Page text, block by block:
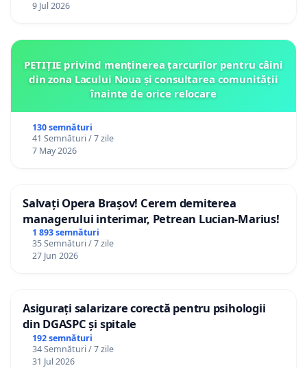
9 Jul 2026
PETIȚIE privind menținerea țarcurilor pentru câini
din zona Lacului Noua și consultarea comunității
înainte de orice relocare
130 semnături
41 Semnături / 7 zile
7 May 2026
Salvați Opera Brașov! Cerem demiterea
managerului interimar, Petrean Lucian-Marius!
1 893 semnături
35 Semnături / 7 zile
27 Jun 2026
Asigurați salarizare corectă pentru psihologii
din DGASPC și spitale
192 semnături
34 Semnături / 7 zile
31 Jul 2026